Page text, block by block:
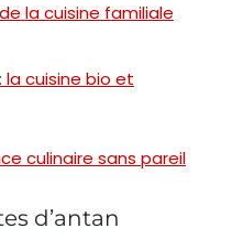
la cuisine familiale
la cuisine bio et
culinaire sans pareil
d’antan